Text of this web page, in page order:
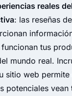
reales
: las reseñas
tus
mundo real.
sitio web
potenciales vean